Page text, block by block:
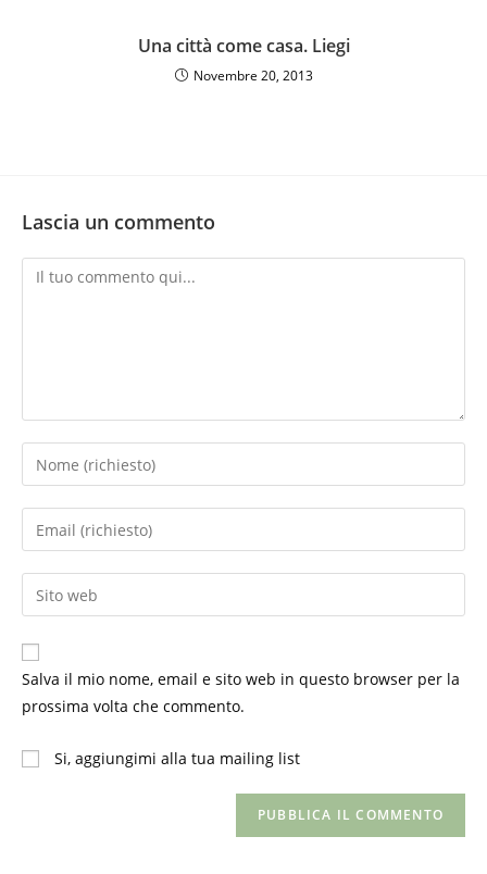
Una città come casa. Liegi
Novembre 20, 2013
Lascia un commento
Commento
Inserisci
il
tuo
nome
nome
utente
per
commentare
Inserisci
il
tuo
indirizzo
per
commentare
Inserisci
l'URL
del
sito
(facoltativo)
Salva il mio nome, email e sito web in questo browser per la
prossima volta che commento.
Si, aggiungimi alla tua mailing list